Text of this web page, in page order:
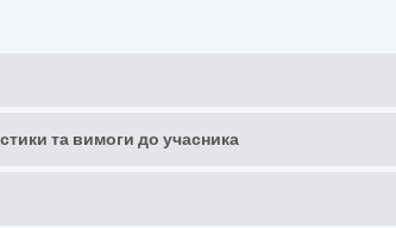
та вимоги до учасника